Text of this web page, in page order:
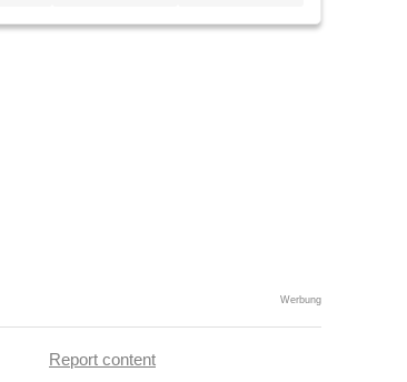
Werbung
Report content